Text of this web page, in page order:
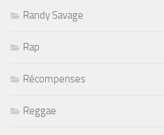
Randy Savage
Rap
Récompenses
Reggae